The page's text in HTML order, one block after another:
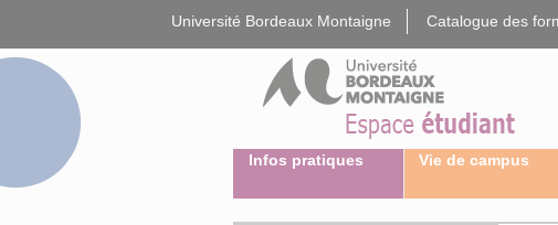
Université Bordeaux Montaigne Catalogue des
Infos pratiques Vie de campus